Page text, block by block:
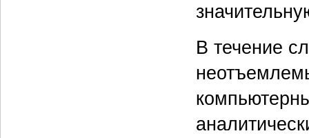
В течение